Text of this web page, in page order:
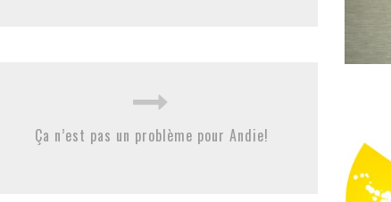
Ça n’est pas un problème pour Andie!